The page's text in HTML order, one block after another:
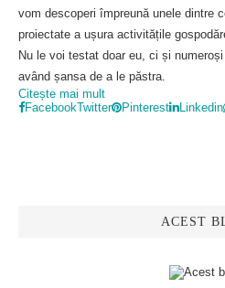
vom descoperi împreună unele dintre
proiectate a ușura activitățile
Nu le voi testat doar eu, ci și
având șansa de a le păstra.
Citește mai mult
FacebookTwitter Pinterest Linkedin
ACEST